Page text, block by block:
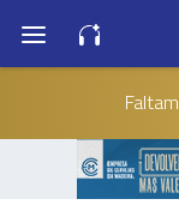
Faltam